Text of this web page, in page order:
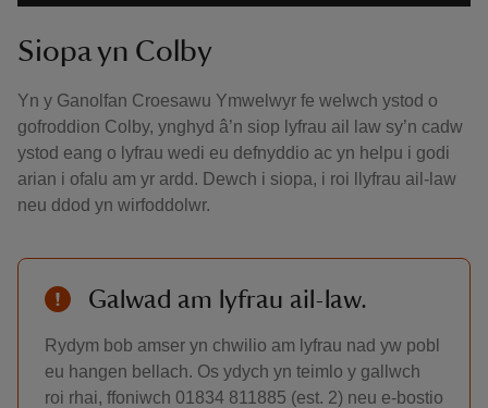
Siopa yn Colby
Yn y Ganolfan Croesawu Ymwelwyr fe welwch ystod o
gofroddion Colby, ynghyd â’n siop lyfrau ail law sy’n cadw
ystod eang o lyfrau wedi eu defnyddio ac yn helpu i godi
arian i ofalu am yr ardd. Dewch i siopa, i roi llyfrau ail-law
neu ddod yn wirfoddolwr.
Galwad am lyfrau ail-law.
Rydym bob amser yn chwilio am lyfrau nad yw pobl
eu hangen bellach. Os ydych yn teimlo y gallwch
roi rhai, ffoniwch 01834 811885 (est. 2) neu e-bostio